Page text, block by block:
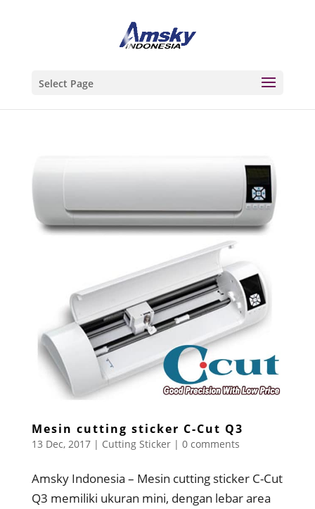
Select Page
Mesin cutting sticker C-Cut Q3
13 Dec, 2017| Cutting Sticker| 0 comments
Amsky Indonesia – Mesin cutting sticker C-Cut
Q3 memiliki ukuran mini, dengan lebar area